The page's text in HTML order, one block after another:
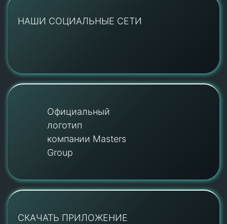
НАШИ СОЦИАЛЬНЫЕ СЕТИ
Официальный
логотип
компании Masters
Group
СКАЧАТЬ ПРИЛОЖЕНИЕ